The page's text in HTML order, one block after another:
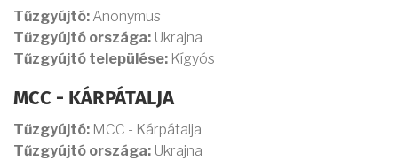
Tűzgyújtó: Anonymus
Tűzgyújtó országa: Ukrajna
Tűzgyújtó települése: Kígyós
MCC - KÁRPÁTALJA
Tűzgyújtó: MCC - Kárpátalja
Tűzgyújtó országa: Ukrajna